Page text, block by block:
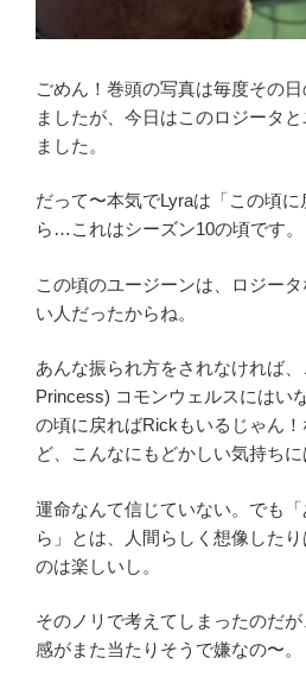
ごめん！巻頭の写真は毎度その
ましたが、今日はこのロジータ
ました。
だって〜本気でLyraは「この頃
ら…これはシーズン10の頃です。
この頃のユージーンは、ロジー
い人だったからね。
あんな振られ方をされなければ
Princess) コモンウェルスにはい
の頃に戻ればRickもいるじゃん
ど、こんなにもどかしい気持ちに
運命なんて信じていない。でも
ら」とは、人間らしく想像した
のは楽しいし。
そのノリで考えてしまったのだ
感がまた当たりそうで嫌なの〜。